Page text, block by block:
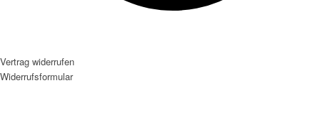
Vertrag widerrufen
Widerrufsformular